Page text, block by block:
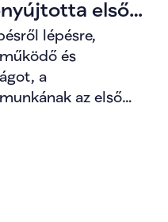
első
TISZA
lépésre,
és
a
az első